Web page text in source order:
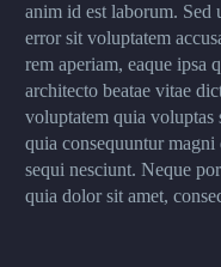
anim id est laborum. Sed
error sit voluptatem
rem aperiam, eaque ipsa
architecto beatae vitae
voluptatem quia voluptas
quia consequuntur
sequi nesciunt. Neque
quia dolor sit amet,